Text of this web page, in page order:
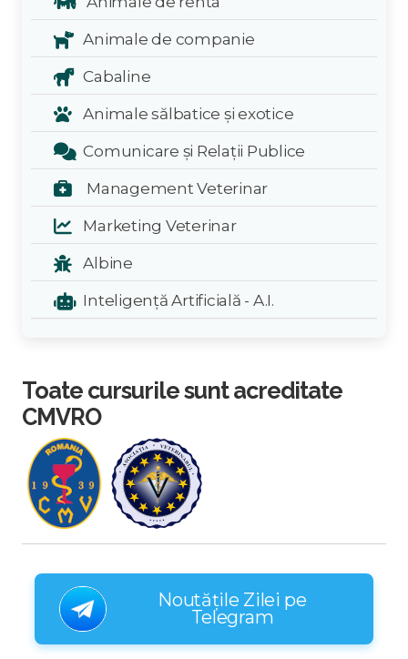
Animale de companie
Cabaline
Animale sălbatice și exotice
Comunicare și Relații Publice
Management Veterinar
Marketing Veterinar
Albine
Inteligență Artificială - A.I.
Toate cursurile sunt acreditate
CMVRO
Noutățile Zilei pe
Telegram